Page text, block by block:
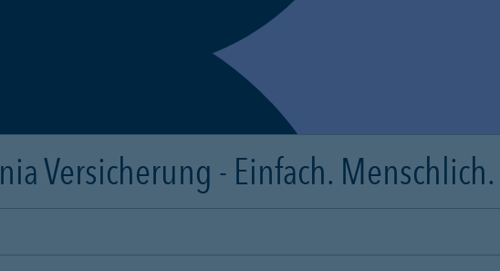
Versicherung - Einfach. Menschlich.